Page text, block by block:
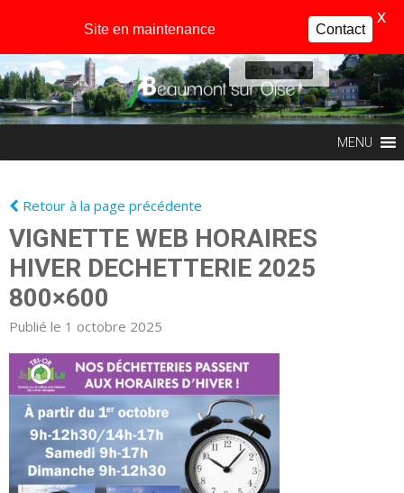
Profil
MENU
Retour à la page précédente
VIGNETTE WEB HORAIRES
HIVER DECHETTERIE 2025
800×600
Publié le 1 octobre 2025
Site en maintenance Contact
X